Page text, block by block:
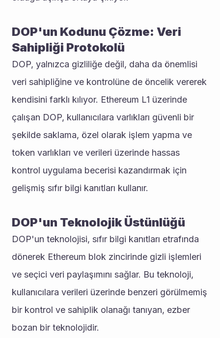
DOP'un Kodunu Çözme: Veri
Sahipliği Protokolü
DOP, yalnızca gizliliğe değil, daha da önemlisi
veri sahipliğine ve kontrolüne de öncelik vererek
kendisini farklı kılıyor. Ethereum L1 üzerinde
çalışan DOP, kullanıcılara varlıkları güvenli bir
şekilde saklama, özel olarak işlem yapma ve
token varlıkları ve verileri üzerinde hassas
kontrol uygulama becerisi kazandırmak için
gelişmiş sıfır bilgi kanıtları kullanır.
DOP'un Teknolojik Üstünlüğü
DOP'un teknolojisi, sıfır bilgi kanıtları etrafında
dönerek Ethereum blok zincirinde gizli işlemleri
ve seçici veri paylaşımını sağlar. Bu teknoloji,
kullanıcılara verileri üzerinde benzeri görülmemiş
bir kontrol ve sahiplik olanağı tanıyan, ezber
bozan bir teknolojidir.